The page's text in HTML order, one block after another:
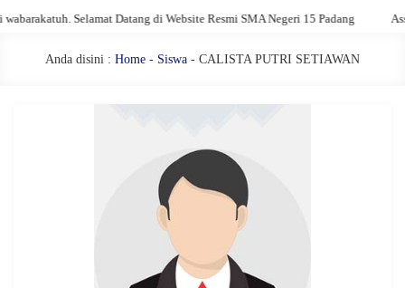
Selamat Datang di Website Resmi SMA Negeri 15 Padang
Anda disini : Home - Siswa - CALISTA PUTRI SETIAWAN